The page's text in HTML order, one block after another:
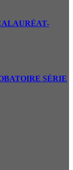
SÉRIE